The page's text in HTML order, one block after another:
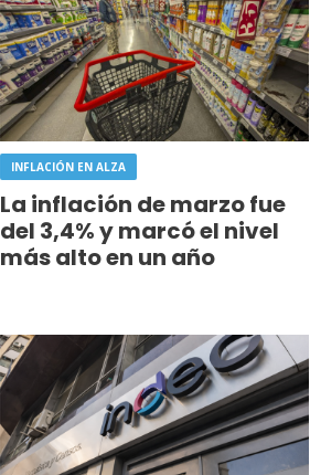
INFLACIÓN EN ALZA
La inflación de marzo fue
del 3,4% y marcó el nivel
más alto en un año